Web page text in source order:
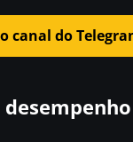
canal do